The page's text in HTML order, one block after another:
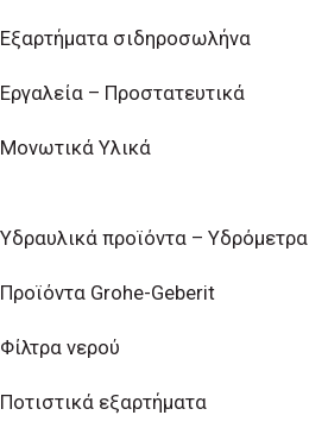
Εξαρτήματα σιδηροσωλήνα
Εργαλεία – Προστατευτικά
Μονωτικά Υλικά
Υδραυλικά προϊόντα – Υδρόμετρα
Προϊόντα Grohe-Geberit
Φίλτρα νερού
Ποτιστικά εξαρτήματα